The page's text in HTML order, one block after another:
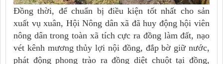
Đồng thời, để chuẩn bị điều kiện tốt nhất cho sản
xuất vụ xuân, Hội Nông dân xã đã huy động hội viên
nông dân trong toàn xã tích cực ra đồng làm đất, nạo
vét kênh mương thủy lợi nội đồng, đắp bờ giữ nước,
phát động phong trào ra đồng diệt chuột tại đồng,